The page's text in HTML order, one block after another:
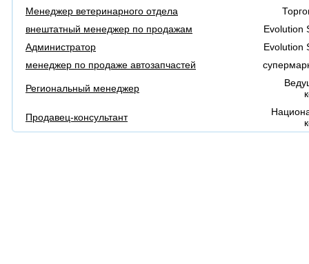
Менеджер ветеринарного отдела
внештатный менеджер по продажам
Evolution
Администратор
Evolution
менеджер по продаже автозапчастей
Региональный менеджер
Продавец-консультант